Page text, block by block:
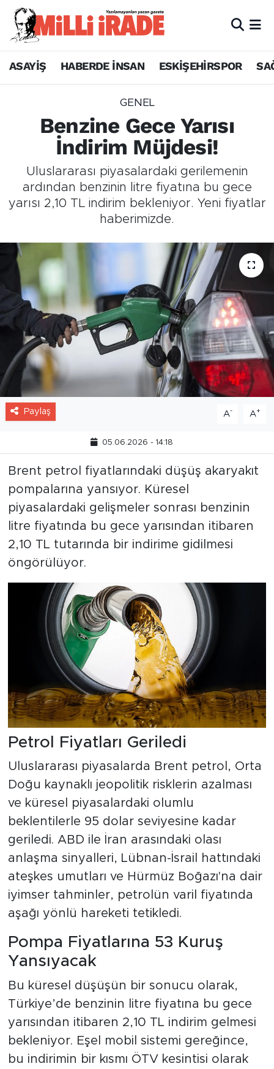
ASAYİŞ HABERDE İNSAN ESKİŞEHİRSPOR
GENEL
Benzine Gece Yarısı
İndirim Müjdesi!
Uluslararası piyasalardaki gerilemenin
ardından benzinin litre fiyatına bu gece
yarısı 2,10 TL indirim bekleniyor. Yeni fiyatlar
haberimizde.
Paylaş A- A+
05.06.2026 - 14:18
Brent petrol fiyatlarındaki düşüş akaryakıt
pompalarına yansıyor. Küresel
piyasalardaki gelişmeler sonrası benzinin
litre fiyatında bu gece yarısından itibaren
2,10 TL tutarında bir indirime gidilmesi
öngörülüyor.
Petrol Fiyatları Geriledi
Uluslararası piyasalarda Brent petrol, Orta
Doğu kaynaklı jeopolitik risklerin azalması
ve küresel piyasalardaki olumlu
beklentilerle 95 dolar seviyesine kadar
geriledi. ABD ile İran arasındaki olası
anlaşma sinyalleri, Lübnan-İsrail hattındaki
ateşkes umutları ve Hürmüz Boğazı'na dair
iyimser tahminler, petrolün varil fiyatında
aşağı yönlü hareketi tetikledi.
Pompa Fiyatlarına 53 Kuruş
Yansıyacak
Bu küresel düşüşün bir sonucu olarak,
Türkiye’de benzinin litre fiyatına bu gece
yarısından itibaren 2,10 TL indirim gelmesi
bekleniyor. Eşel mobil sistemi gereğince,
bu indirimin bir kısmı ÖTV kesintisi olarak